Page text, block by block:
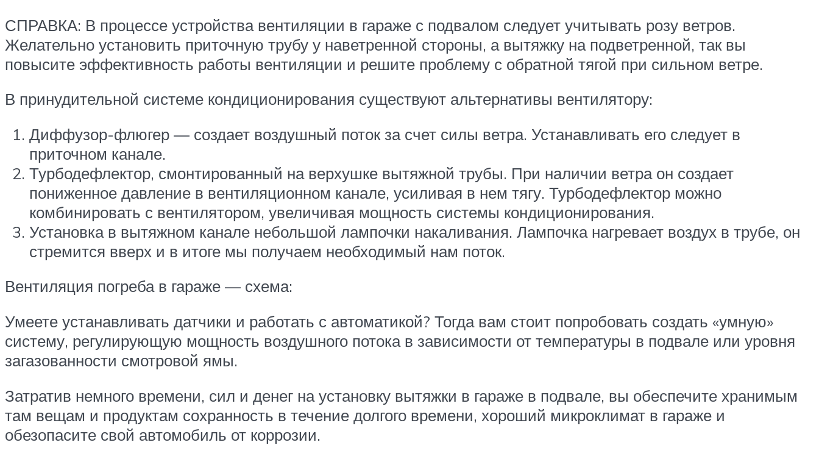
СПРАВКА: В процессе устройства вентиляции в гараже с подвалом следует учитывать розу ветров.
Желательно установить приточную трубу у наветренной стороны, а вытяжку на подветренной, так вы
повысите эффективность работы вентиляции и решите проблему с обратной тягой при сильном ветре.
В принудительной системе кондиционирования существуют альтернативы вентилятору:
Диффузор-флюгер — создает воздушный поток за счет силы ветра. Устанавливать его следует в
приточном канале.
Турбодефлектор, смонтированный на верхушке вытяжной трубы. При наличии ветра он создает
пониженное давление в вентиляционном канале, усиливая в нем тягу. Турбодефлектор можно
комбинировать с вентилятором, увеличивая мощность системы кондиционирования.
Установка в вытяжном канале небольшой лампочки накаливания. Лампочка нагревает воздух в трубе, он
стремится вверх и в итоге мы получаем необходимый нам поток.
Вентиляция погреба в гараже — схема:
Умеете устанавливать датчики и работать с автоматикой? Тогда вам стоит попробовать создать «умную»
систему, регулирующую мощность воздушного потока в зависимости от температуры в подвале или уровня
загазованности смотровой ямы.
Затратив немного времени, сил и денег на установку вытяжки в гараже в подвале, вы обеспечите хранимым
там вещам и продуктам сохранность в течение долгого времени, хороший микроклимат в гараже и
обезопасите свой автомобиль от коррозии.